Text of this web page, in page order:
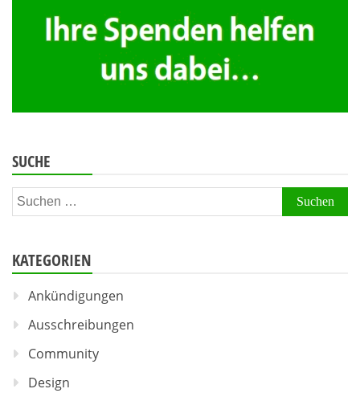
SUCHE
Suchen
nach:
KATEGORIEN
Ankündigungen
Ausschreibungen
Community
Design